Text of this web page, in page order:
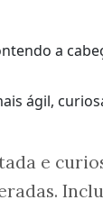
ágil,
e